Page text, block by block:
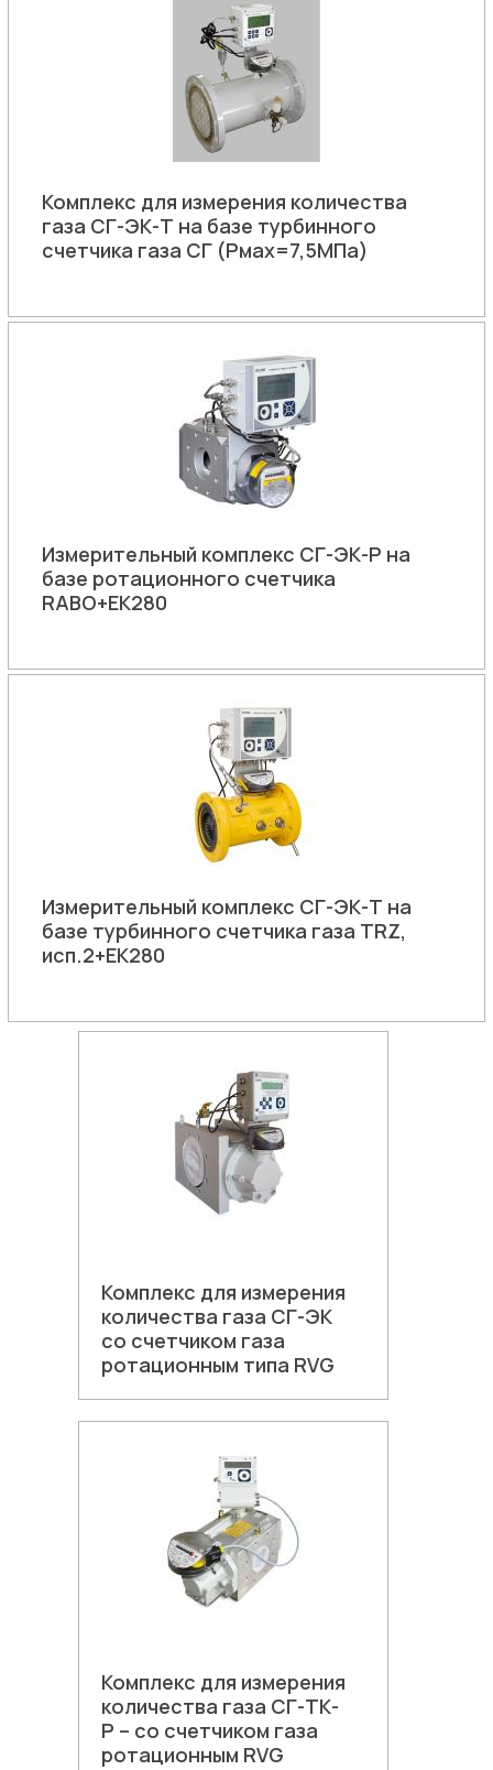
Комплекс для измерения количества
газа СГ-ЭК-Т на базе турбинного
счетчика газа СГ (Рмах=7,5МПа)
Измерительный комплекс СГ-ЭК-Р на
базе ротационного счетчика
RABO+ЕК280
Измерительный комплекс СГ-ЭК-Т на
базе турбинного счетчика газа TRZ,
исп.2+ЕК280
В корзину
Комплекс для измерения
количества газа СГ-ЭК
со счетчиком газа
ротационным типа RVG
Комплекс для измерения
количества газа СГ-ТК-
Р – со счетчиком газа
ротационным RVG